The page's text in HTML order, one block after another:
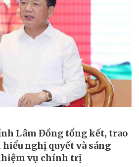
Lâm Đồng tổng kết, trao
nghị quyết và sáng
vụ chính trị